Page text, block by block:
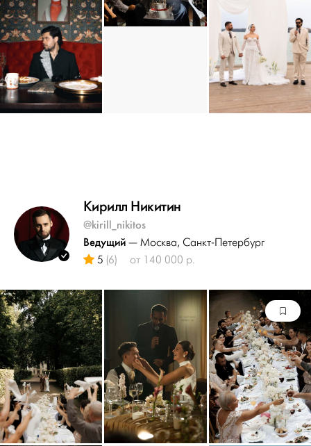
Кирилл Никитин
@kirill_nikitos
Ведущий — Москва, Санкт-Петербург
5 (6) от 140 000 р.